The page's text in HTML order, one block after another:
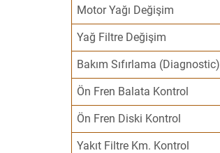
Motor Yağı Değişim
Yağ Filtre Değişim
Bakım Sıfırlama (Diagnostic)
Ön Fren Balata Kontrol
Ön Fren Diski Kontrol
Yakıt Filtre Km. Kontrol